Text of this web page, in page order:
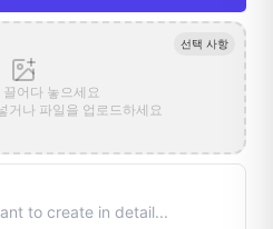
선택 사항
어다 놓으세요
거나 파일을 업로드하세요